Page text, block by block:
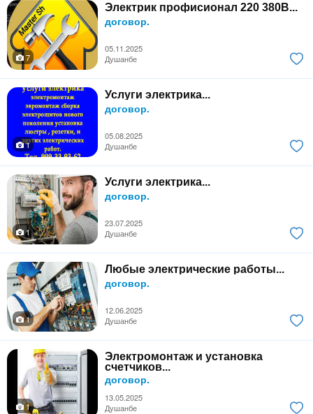
Электрик профисионал 220 380В...
договор.
05.11.2025
7
Душанбе
Услуги электрика...
договор.
05.08.2025
1
Душанбе
Услуги электрика...
договор.
23.07.2025
1
Душанбе
Любые электрические работы...
договор.
12.06.2025
1
Душанбе
Электромонтаж и установка
счетчиков...
договор.
13.05.2025
1
Душанбе